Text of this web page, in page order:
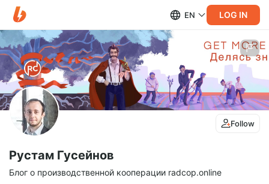
EN LOG IN
Follow
Рустам Гусейнов
Блог о производственной кооперации radcop.online